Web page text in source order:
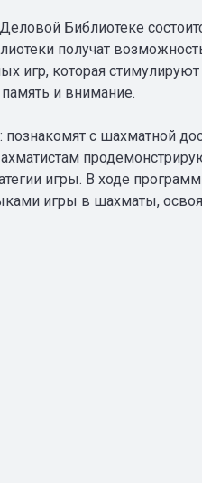
Библиотеке
получат
игр, которая
и внимание.
с шахматной
игры. В ходе
игры в шахматы,